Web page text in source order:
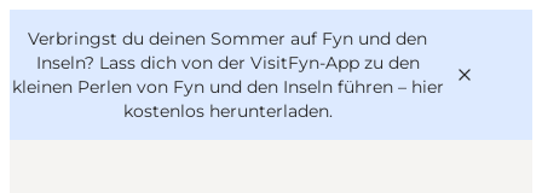
Verbringst du deinen Sommer auf Fyn und den
Inseln? Lass dich von der VisitFyn-App zu den
kleinen Perlen von Fyn und den Inseln führen – hier
kostenlos herunterladen.
VisitFyn
Deutsch